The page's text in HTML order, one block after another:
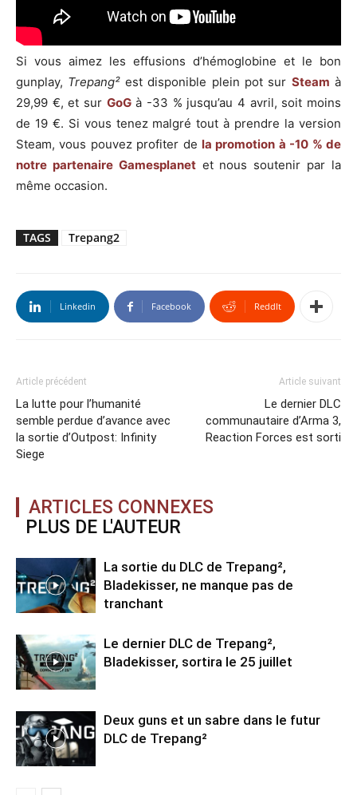
Si vous aimez les effusions d’hémoglobine et le bon
gunplay, Trepang²est disponible plein pot sur Steam à
29,99 €, et sur GoGà -33 % jusqu’au 4 avril, soit moins
de 19 €. Si vous tenez malgré tout à prendre la version
Steam, vous pouvez profiter de la promotion à -10 % de
notre partenaire Gamesplanetet nous soutenir par la
même occasion.
TAGS Trepang2
Linkedin Facebook ReddIt
Article précédent
La lutte pour l’humanité
semble perdue d’avance avec
la sortie d’Outpost: Infinity
Siege
Article suivant
Le dernier DLC
communautaire d’Arma 3,
Reaction Forces est sorti
ARTICLES CONNEXES
PLUS DE L'AUTEUR
La sortie du DLC de Trepang²,
Bladekisser, ne manque pas de
tranchant
Le dernier DLC de Trepang²,
Bladekisser, sortira le 25 juillet
Deux guns et un sabre dans le futur
DLC de Trepang²